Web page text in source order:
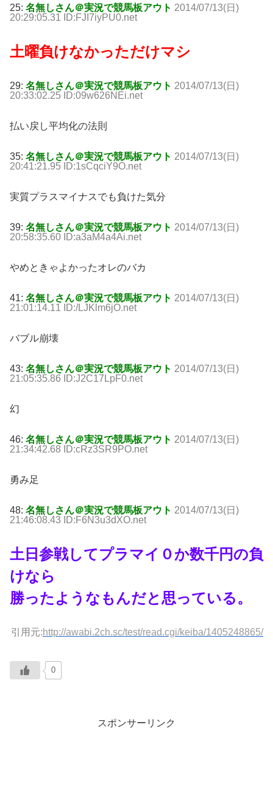
25: 名無しさん＠実況で競馬板アウト 2014/07/13(日)
20:29:05.31 ID:FJI7iyPU0.net
土曜負けなかっただけマシ
29: 名無しさん＠実況で競馬板アウト 2014/07/13(日)
20:33:02.25 ID:09w626NEi.net
払い戻し平均化の法則
35: 名無しさん＠実況で競馬板アウト 2014/07/13(日)
20:41:21.95 ID:1sCqciY9O.net
実質プラスマイナスでも負けた気分
39: 名無しさん＠実況で競馬板アウト 2014/07/13(日)
20:58:35.60 ID:a3aM4a4Ai.net
やめときゃよかったオレのバカ
41: 名無しさん＠実況で競馬板アウト 2014/07/13(日)
21:01:14.11 ID:/LJKlm6jO.net
バブル崩壊
43: 名無しさん＠実況で競馬板アウト 2014/07/13(日)
21:05:35.86 ID:J2C17LpF0.net
幻
46: 名無しさん＠実況で競馬板アウト 2014/07/13(日)
21:34:42.68 ID:cRz3SR9PO.net
勇み足
48: 名無しさん＠実況で競馬板アウト 2014/07/13(日)
21:46:08.43 ID:F6N3u3dXO.net
土日参戦してプラマイ０か数千円の負
けなら
勝ったようなもんだと思っている。
引用元:http://awabi.2ch.sc/test/read.cgi/keiba/1405248865/
0
スポンサーリンク